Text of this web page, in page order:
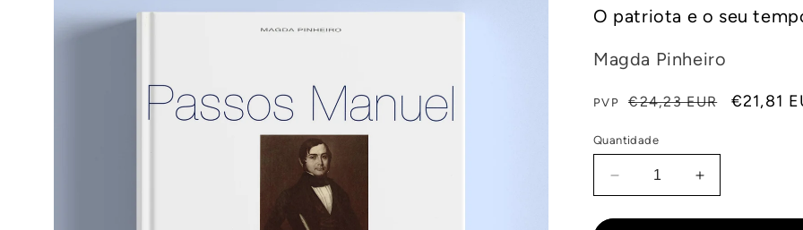
do produto
O patriota e o seu
Magda Pinheiro
PVP
Preço
€24,23 EUR
Preço
€21,81
Quantidade
Diminuir
a
quantidade
Aumentar
a
quantidade